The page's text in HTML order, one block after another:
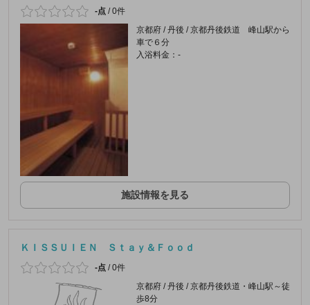
-点 /0件
京都府 / 丹後 / 京都丹後鉄道 峰山駅から
車で６分
入浴料金：-
施設情報を見る
ＫＩＳＳＵＩＥＮ Ｓｔａｙ＆Ｆｏｏｄ
-点 /0件
京都府 / 丹後 / 京都丹後鉄道・峰山駅～徒
歩8分